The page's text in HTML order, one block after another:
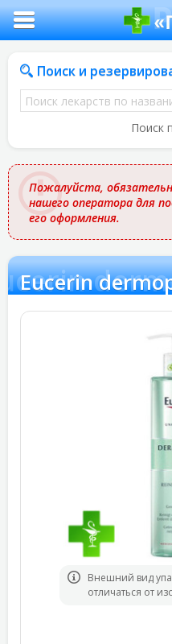
Поиск и
Поиск
лекарств
названию
Поиск
Пожалуйста,
нашего оператора для
его оформления.
Eucerin
Bнешний вид
отличаться от